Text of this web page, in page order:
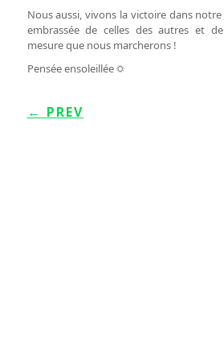
Nous aussi, vivons la victoire dans
embrassée de celles des autres et
mesure que nous marcherons !
Pensée ensoleillée ☼
← PREV